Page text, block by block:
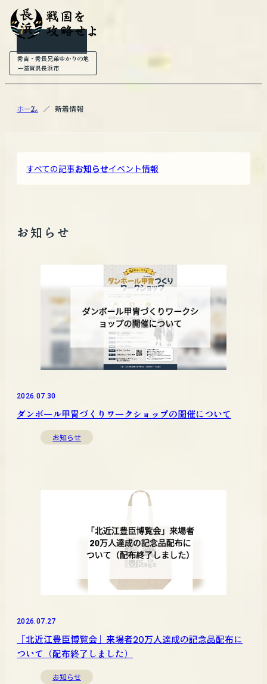
秀吉・秀長兄弟ゆかりの地
ー滋賀県長浜市
新着情報
ホーム 新着情報
すべての記事お知らせイベント情報
お知らせ
2026.07.30
ダンボール甲冑づくりワークショップの開催について
お知らせ
2026.07.27
「北近江豊臣博覧会」来場者20万人達成の記念品配布に
ついて（配布終了しました）
お知らせ